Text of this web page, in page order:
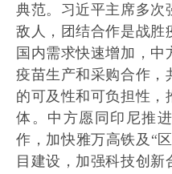
典范。习近平主席多次
敌人，团结合作是战胜
国内需求快速增加，
疫苗生产和采购合作，
的可及性和可负担性，
体。中方愿同印尼推
作，加快雅万高铁及“
目建设，加强科技创